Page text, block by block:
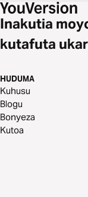
Inakutia
kutafuta
HUDUMA
Kuhusu
Blogu
Bonyeza
Kutoa